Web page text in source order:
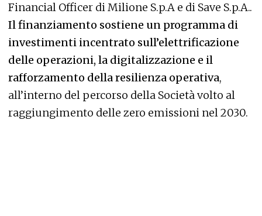
Financial Officer di Milione S.p.A e di Save S.p.A..
Il finanziamento sostiene un programma di
investimenti incentrato sull’elettrificazione
delle operazioni, la digitalizzazione e il
rafforzamento della resilienza operativa,
all’interno del percorso della Società volto al
raggiungimento delle zero emissioni nel 2030.